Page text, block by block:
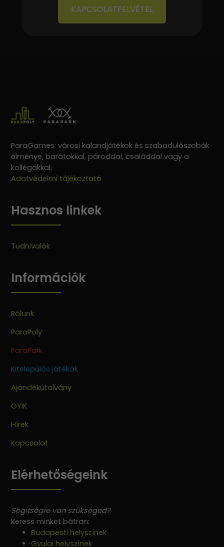
KAPCSOLATFELVÉTEL
ParaGames: városi kalandjátékok és szabadulószobák
élménye, barátokkal, pároddal, családdal vagy a
kollégákkal.
Adatvédelmi tájékoztató
Hasznos linkek
Tudnivalók
Információk
Rólunk
ParaPoly
ParaPark
Kitelepülős játékok
Ajándékutalvány
GYIK
Hírek
Kapcsolat
Elérhetőségeink
Segítségre van szükséged?
Keress minket bátran:
Budapesti helyszínek
Gyulai helyszínek